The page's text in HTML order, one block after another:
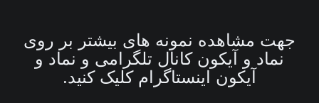
جهت مشاهده نمونه های بیشتر بر روی
نماد و آیکون کانال تلگرامی و نماد و
آیکون اینستاگرام کلیک کنید.